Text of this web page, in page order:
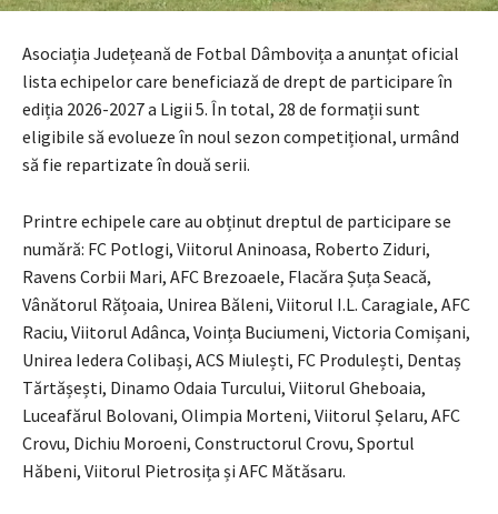
Asociația Județeană de Fotbal Dâmbovița a anunțat oficial
lista echipelor care beneficiază de drept de participare în
ediția 2026-2027 a Ligii 5. În total, 28 de formații sunt
eligibile să evolueze în noul sezon competițional, urmând
să fie repartizate în două serii.
Printre echipele care au obținut dreptul de participare se
numără: FC Potlogi, Viitorul Aninoasa, Roberto Ziduri,
Ravens Corbii Mari, AFC Brezoaele, Flacăra Șuța Seacă,
Vânătorul Rățoaia, Unirea Băleni, Viitorul I.L. Caragiale, AFC
Raciu, Viitorul Adânca, Voința Buciumeni, Victoria Comișani,
Unirea Iedera Colibași, ACS Miulești, FC Produlești, Dentaș
Tărtășești, Dinamo Odaia Turcului, Viitorul Gheboaia,
Luceafărul Bolovani, Olimpia Morteni, Viitorul Șelaru, AFC
Crovu, Dichiu Moroeni, Constructorul Crovu, Sportul
Hăbeni, Viitorul Pietrosița și AFC Mătăsaru.